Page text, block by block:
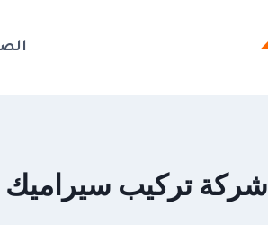
شركة تركيب سيراميك في